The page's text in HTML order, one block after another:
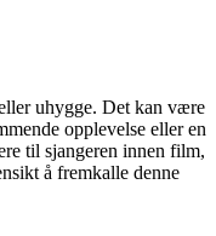
uhygge. Det kan være
opplevelse eller en
til sjangeren innen film,
å fremkalle denne